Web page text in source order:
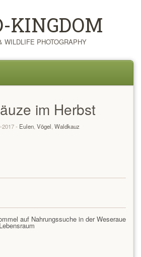
KINGDOM
WILDLIFE PHOTOGRAPHY
im Herbst
2017 - Eulen Vögel Waldkauz
auf Nahrungssuche in der Weseraue